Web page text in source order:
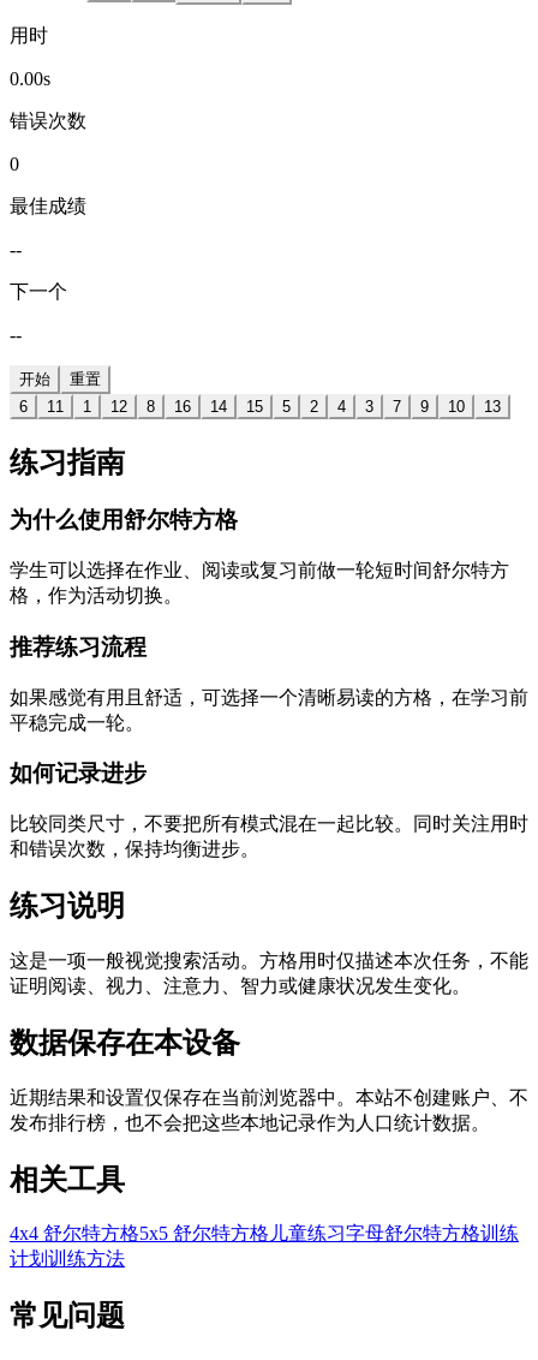
用时
0.00s
错误次数
0
最佳成绩
--
下一个
--
开始
重置
6
11 1 12 8 16 14 15 5 2 4 3 7 9 10 13
练习指南
为什么使用舒尔特方格
学生可以选择在作业、阅读或复习前做一轮短时间舒尔特方
格，作为活动切换。
推荐练习流程
如果感觉有用且舒适，可选择一个清晰易读的方格，在学习前
平稳完成一轮。
如何记录进步
比较同类尺寸，不要把所有模式混在一起比较。同时关注用时
和错误次数，保持均衡进步。
练习说明
这是一项一般视觉搜索活动。方格用时仅描述本次任务，不能
证明阅读、视力、注意力、智力或健康状况发生变化。
数据保存在本设备
近期结果和设置仅保存在当前浏览器中。本站不创建账户、不
发布排行榜，也不会把这些本地记录作为人口统计数据。
相关工具
4x4 舒尔特方格5x5 舒尔特方格 儿童练习字母舒尔特方格训练
计划 训练方法
常见问题